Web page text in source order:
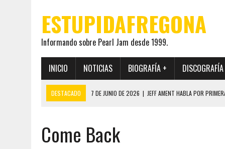
ESTUPIDAFREGONA
Informando sobre Pearl Jam desde 1999.
INICIO NOTICIAS BIOGRAFÍA +
DESTACADO 7 DE JUNIO DE 2026 | JEFF AMENT HABLA POR
19 DE MAYO DE 2026
EL ENCUENTRO ENTRE NEIL YOUNG Y PEARL
12 DE MAYO DE 2026 | PEARL JAM REAPARECEN EN OHANA 2026 EN
Come Back